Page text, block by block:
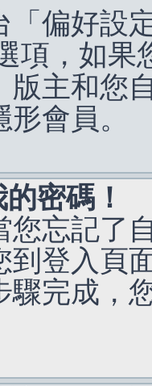
「偏好設
項，如果
版主和您
會員。
密碼！
您忘記了
到登入頁
驟完成，